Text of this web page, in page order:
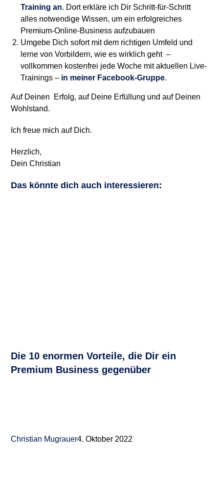
Training an. Dort erkläre ich Dir Schritt-für-Schritt
alles notwendige Wissen, um ein erfolgreiches
Premium-Online-Business aufzubauen
Umgebe Dich sofort mit dem richtigen Umfeld und
lerne von Vorbildern, wie es wirklich geht –
vollkommen kostenfrei jede Woche mit aktuellen Live-
Trainings – in meiner Facebook-Gruppe.
Auf Deinen Erfolg, auf Deine Erfüllung und auf Deinen
Wohlstand.
Ich freue mich auf Dich.
Herzlich,
Dein Christian
Das könnte dich auch interessieren:
Die 10 enormen Vorteile, die Dir ein
Premium Business gegenüber
Christian Mugrauer4. Oktober 2022